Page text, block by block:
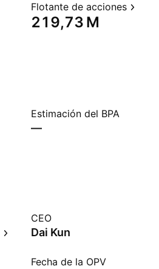
Flotante de acciones
‪219,73 M‬
Estimación del BPA
—
CEO
Dai Kun
Fecha de la OPV